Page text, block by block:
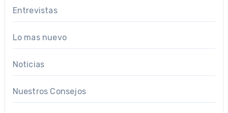
Entrevistas
Lo mas nuevo
Noticias
Nuestros Consejos